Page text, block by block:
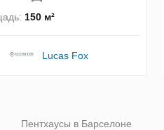
150 м²
Lucas Fox
Пентхаусы в Барселоне